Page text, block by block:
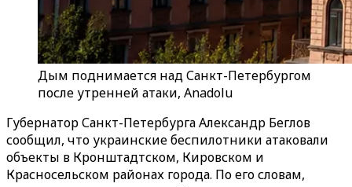
Дым поднимается над Санкт-Петербургом
после утренней атаки, Anadolu
Губернатор Санкт-Петербурга Александр Беглов
сообщил, что украинские беспилотники атаковали
объекты в Кронштадтском, Кировском и
Красносельском районах города. По его словам,